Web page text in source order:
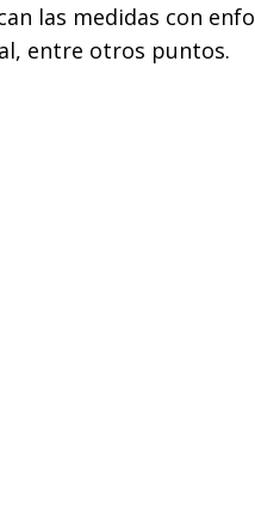
las medidas con
entre otros puntos.